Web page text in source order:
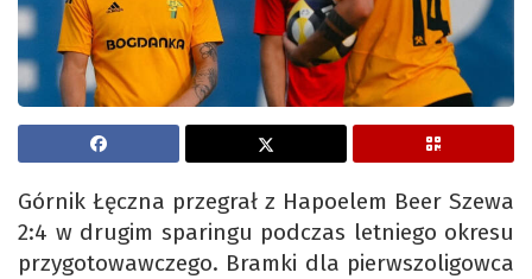
Górnik Łęczna przegrał z Hapoelem Beer Szewa
2:4 w drugim sparingu podczas letniego okresu
przygotowawczego. Bramki dla pierwszoligowca